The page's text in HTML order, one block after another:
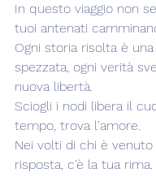
In questo viaggio non
tuoi antenati
Ogni storia risolta è
spezzata, ogni verità
nuova libertà.
Sciogli i nodi libera il
tempo, trova l'amore.
Nei volti di chi è
risposta, c'è la tua rima.